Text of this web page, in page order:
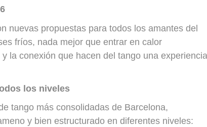
nuevas propuestas para todos los amantes del
fríos, nada mejor que entrar en calor
la conexión que hacen del tango una experiencia
los niveles
tango más consolidadas de Barcelona,
y bien estructurado en diferentes niveles: